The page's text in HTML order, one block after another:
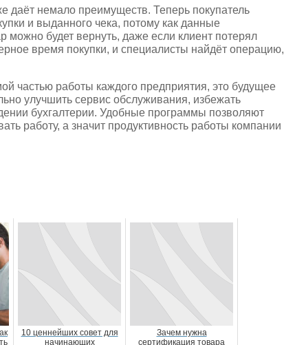
даёт немало преимуществ. Теперь покупатель
и выданного чека, потому как данные
можно будет вернуть, даже если клиент потерял
время покупки, и специалисты найдёт операцию,
частью работы каждого предприятия, это будущее
улучшить сервис обслуживания, избежать
бухгалтерии. Удобные программы позволяют
работу, а значит продуктивность работы компании
10 ценнейших совет для
начинающих
Зачем нужна
сертификация товара